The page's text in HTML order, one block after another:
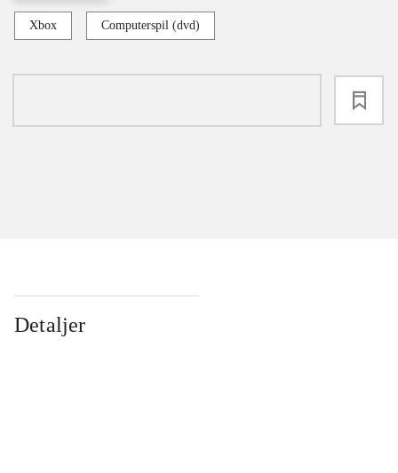
Xbox Computerspil (dvd)
Detaljer